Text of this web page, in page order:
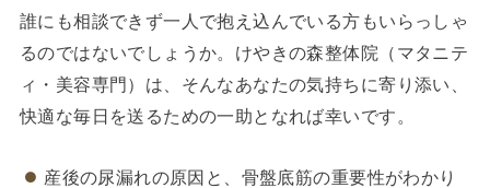
誰にも相談できず一人で抱え込んでいる方もいらっしゃ
るのではないでしょうか。けやきの森整体院（マタニテ
ィ・美容専門）は、そんなあなたの気持ちに寄り添い、
快適な毎日を送るための一助となれば幸いです。
産後の尿漏れの原因と、骨盤底筋の重要性がわかり